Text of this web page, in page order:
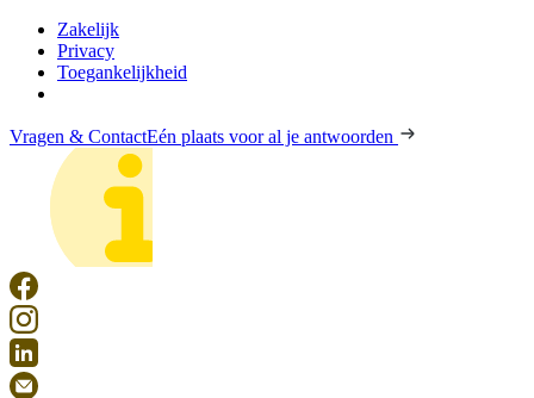
Zakelijk
Privacy
Toegankelijkheid
Vragen & ContactEén plaats voor al je antwoorden